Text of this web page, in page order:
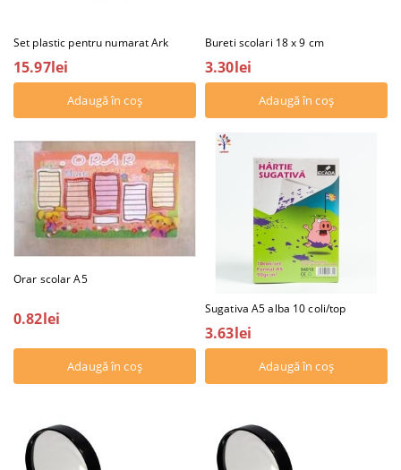
Set plastic pentru numarat Ark
15.97lei
Bureti scolari 18 x 9 cm
3.30lei
Orar scolar A5
0.82lei Sugativa A5 alba 10 coli/top
3.63lei